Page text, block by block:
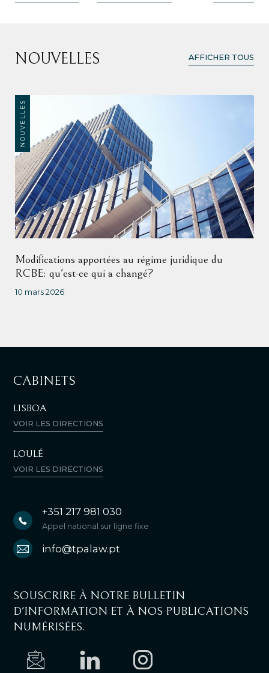
NOUVELLES AFFICHER TOUS
NOUVELLES
Modifications apportées au régime juridique du
RCBE: qu'est-ce qui a changé?
10 mars 2026
CABINETS
LISBOA
VOIR LES DIRECTIONS
LOULÉ
VOIR LES DIRECTIONS
+351 217 981 030
Appel national sur ligne fixe
info@tpalaw.pt
SOUSCRIRE À NOTRE BULLETIN
D'INFORMATION ET À NOS PUBLICATIONS
NUMÉRISÉES.